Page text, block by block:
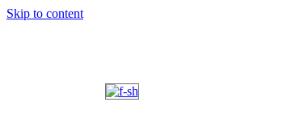
Skip to content